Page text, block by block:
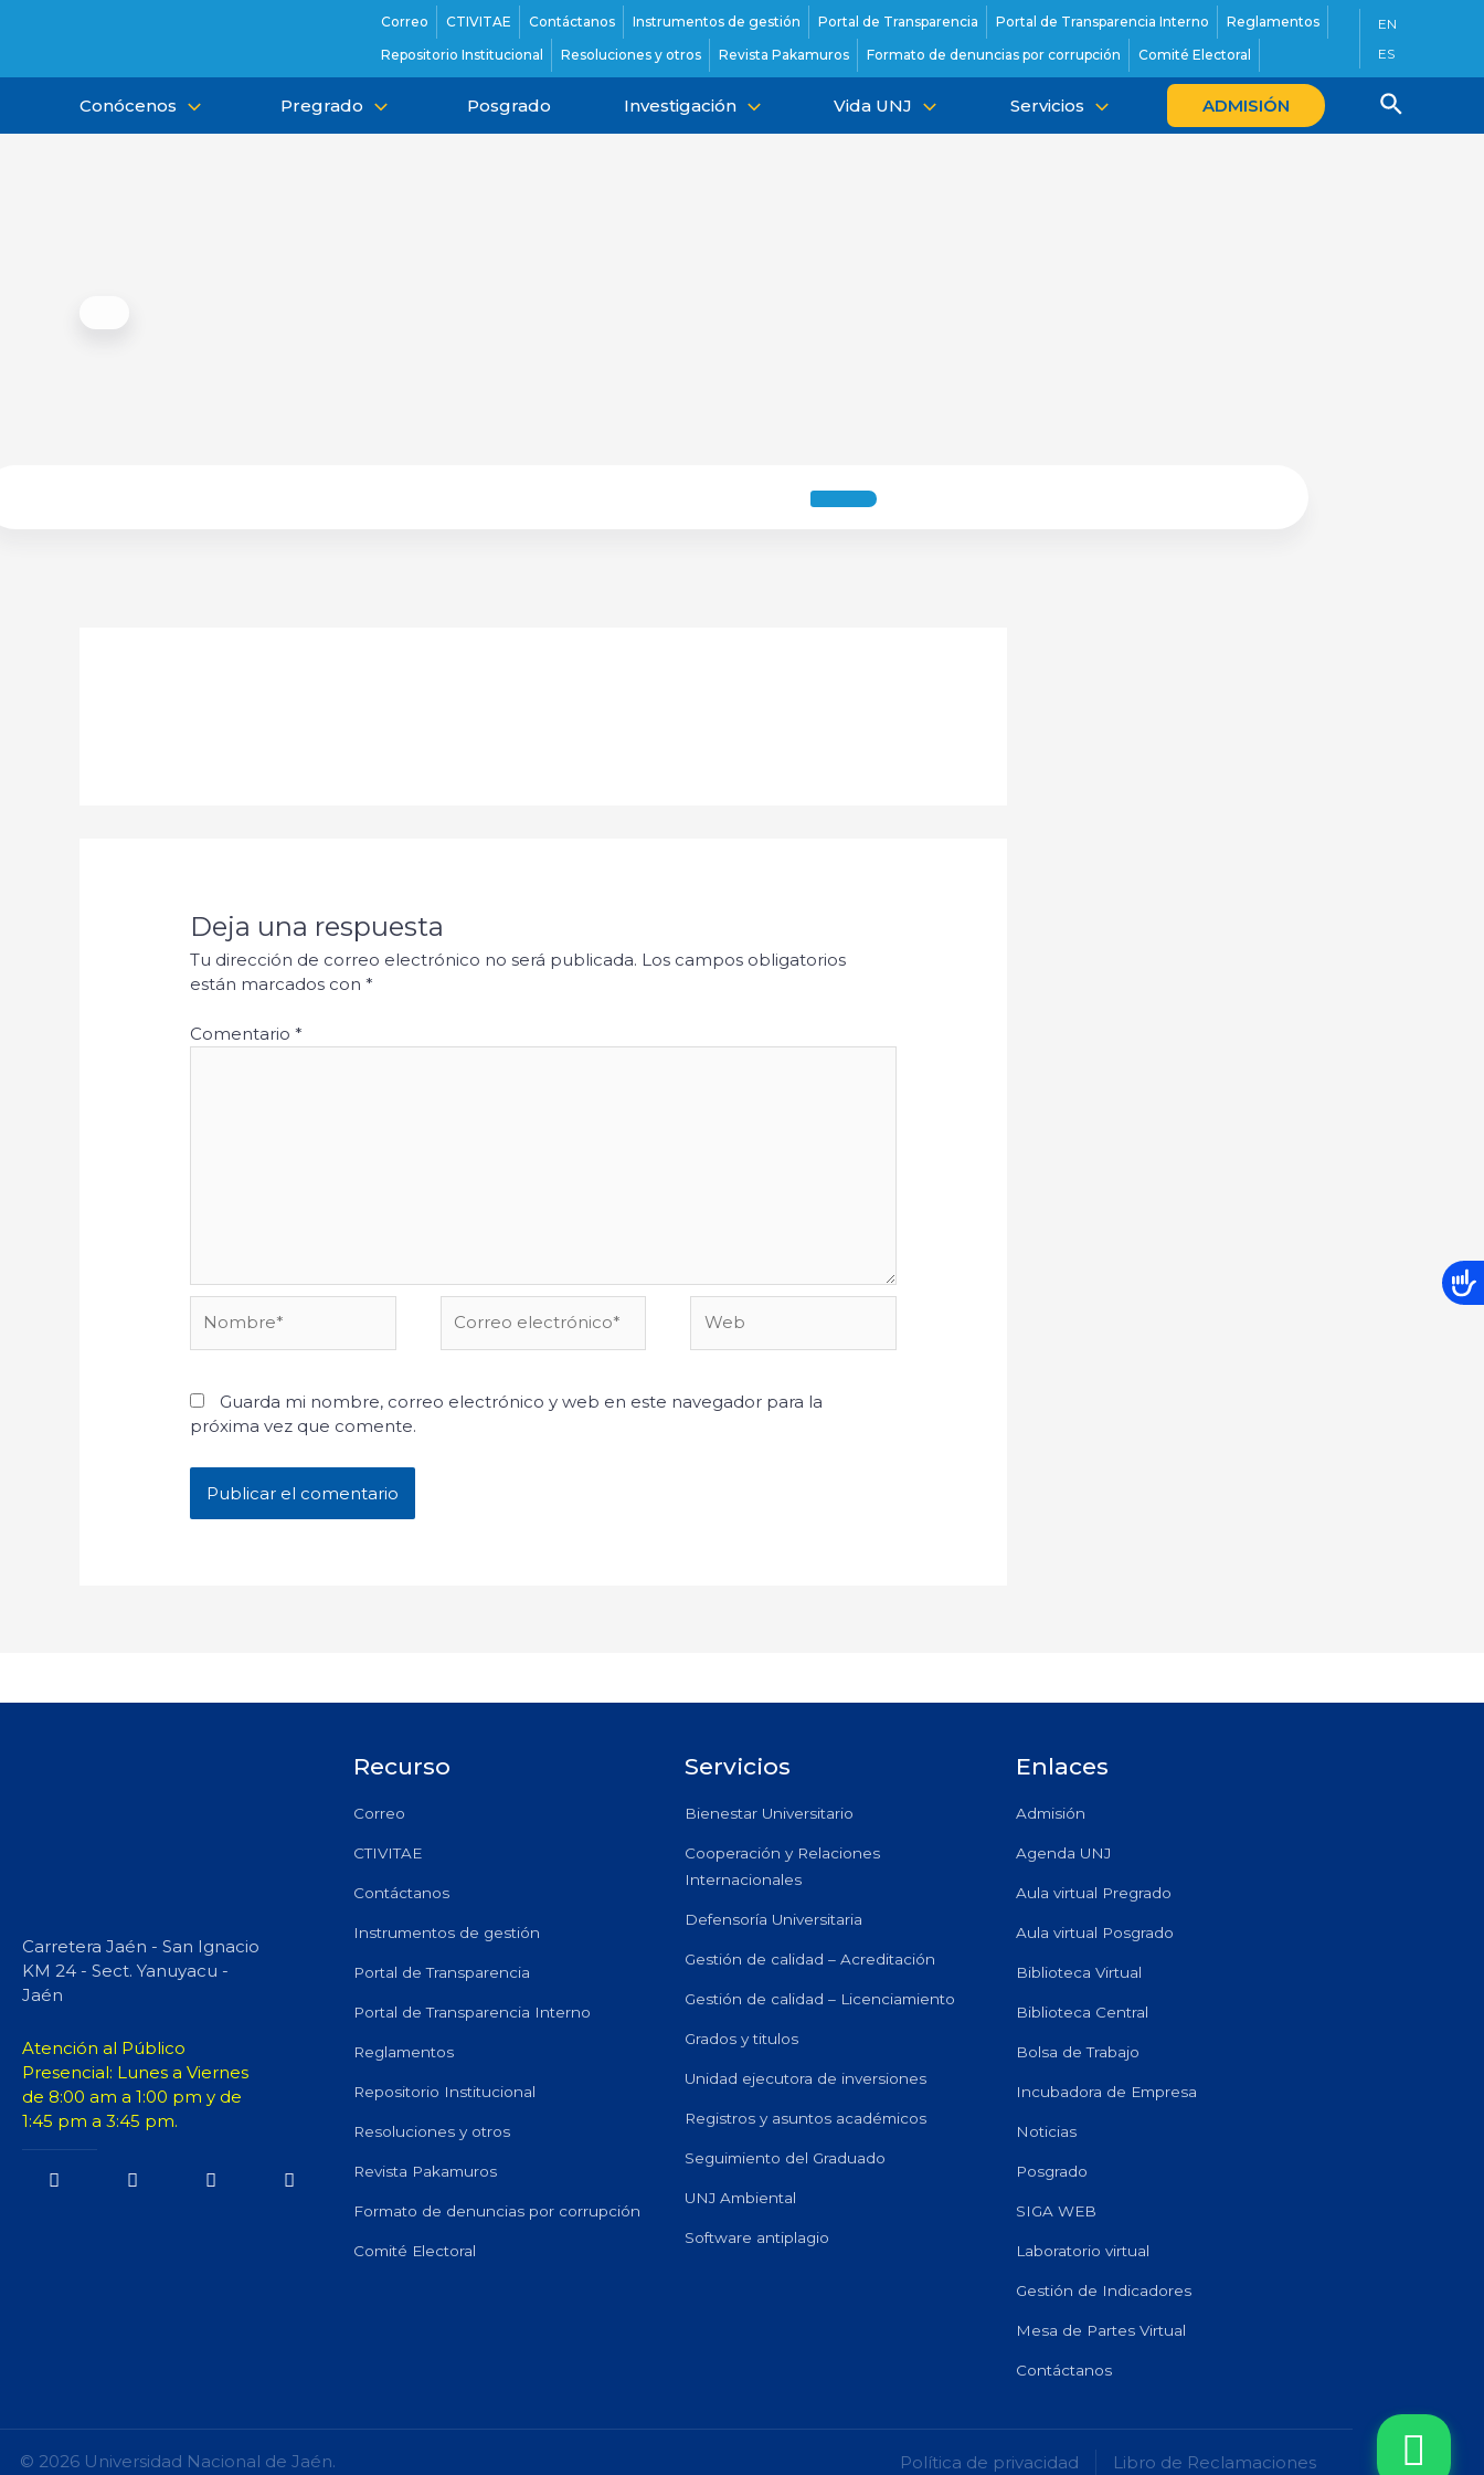
Correo CTIVITAE Contáctanos Instrumentos de gestión Portal de Transparencia Portal de Transparencia Interno
Reglamentos
Repositorio Institucional
Resoluciones y otros Revista Pakamuros Formato de denuncias por corrupción Comité Electoral
EN
ES
Conócenos Pregrado Posgrado Investigación Vida UNJ Servicios ADMISIÓN
Deja una respuesta
Tu dirección de correo electrónico no será publicada. Los campos obligatorios
están marcados con*
Comentario*
electrónico*
Guarda mi nombre, correo electrónico y web en este navegador para la
próxima vez que comente.
Carretera Jaén - San Ignacio
KM 24 - Sect. Yanuyacu -
Jaén
Atención al Público
Presencial: Lunes a Viernes
de 8:00 am a 1:00 pm y de
1:45 pm a 3:45 pm.
Recurso
Correo
CTIVITAE
Contáctanos
Instrumentos de gestión
Portal de Transparencia
Portal de Transparencia Interno
Reglamentos
Repositorio Institucional
Resoluciones y otros
Revista Pakamuros
Formato de denuncias por corrupción
Comité Electoral
Servicios
Bienestar Universitario
Cooperación y Relaciones
Internacionales
Defensoría Universitaria
Gestión de calidad – Acreditación
Gestión de calidad – Licenciamiento
Grados y titulos
Unidad ejecutora de inversiones
Registros y asuntos académicos
Seguimiento del Graduado
UNJ Ambiental
Software antiplagio
Enlaces
Admisión
Agenda UNJ
Aula virtual Pregrado
Aula virtual Posgrado
Biblioteca Virtual
Biblioteca Central
Bolsa de Trabajo
Incubadora de Empresa
Noticias
Posgrado
SIGA WEB
Laboratorio virtual
Gestión de Indicadores
Mesa de Partes Virtual
Contáctanos
© 2026 Universidad Nacional de Jaén. Política de privacidad Libro de Reclamaciones